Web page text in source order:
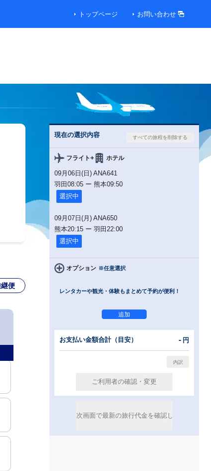
トップページ お問い合わせ
便
現在の選択内容
フライト+ ホテル
09月06日(日) ANA641
羽田 08:05 ー 熊本09:50
選択中
09月07日(月) ANA650
熊本20:15 ー 羽田 22:00
選択中
オプション ※任意選択
レンタカーや観光・体験もまとめて予約が便利！
お支払い金額合計（目安） - 円